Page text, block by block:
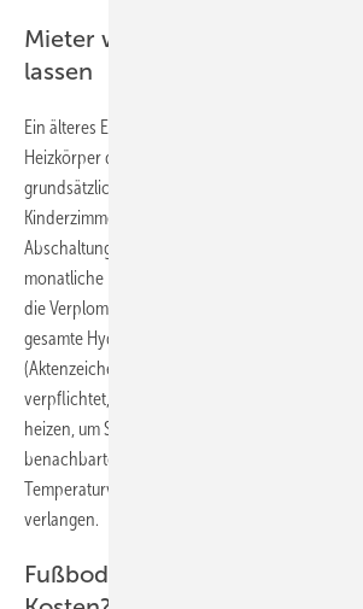
Mieter wollen Heizkörper
lassen
Ein älteres Ehepaar wollte seinen Vermieter
Heizkörper derjenigen Räume zu verplomben, in
grundsätzlich nicht heize. Dabei handelte es
Kinderzimmer, das Bad und die Toilette. Trotz
Abschaltung, die das Paar behauptete, waren für
monatliche Kosten von fünf Euro entstanden.
die Verplombung mit der Begründung ab, dass
gesamte Hydraulik der Anlage auswirke. Vom
(Aktenzeichen 416 C 10714/20) erhielt er Recht.
verpflichtet, alle Räume im Winter wenigstens
heizen, um Schäden zu vermeiden. Außerdem
benachbarten Wohnungen für ihre Nachbarn
Temperaturverlust auszugleichen. Das könne
verlangen.
Fußbodenheizung entlüften: